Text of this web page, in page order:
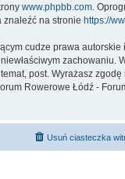
www.phpbb.com .
znaleźć na stronie https://
cudze prawa
zachowaniu.
post. Wyrażasz
Rowerowe Łódź -
Usuń ciasteczka